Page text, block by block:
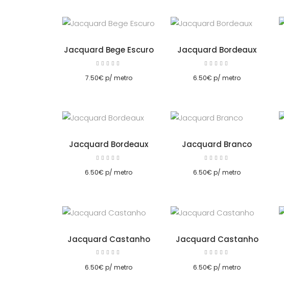
Jacquard Bege Escuro
de 5
7.50€ p/ metro
Jacquard Bordeaux
de 5
6.50€ p/ metro
Jacquard Bordeaux
de 5
6.50€ p/ metro
Jacquard Branco
de 5
6.50€ p/ metro
Jacquard Castanho
de 5
6.50€ p/ metro
Jacquard Castanho
de 5
6.50€ p/ metro